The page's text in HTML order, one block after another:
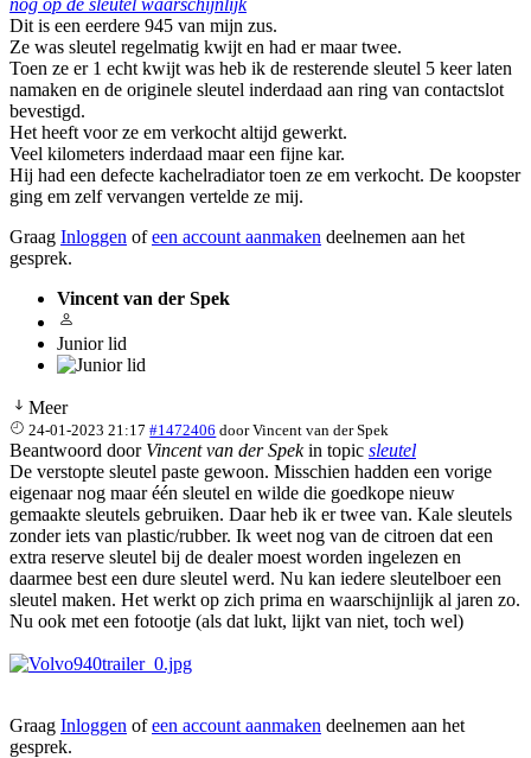
nog op de sleutel waarschijnlijk
Dit is een eerdere 945 van mijn zus.
Ze was sleutel regelmatig kwijt en had er maar twee.
Toen ze er 1 echt kwijt was heb ik de resterende sleutel 5 keer laten
namaken en de originele sleutel inderdaad aan ring van contactslot
bevestigd.
Het heeft voor ze em verkocht altijd gewerkt.
Veel kilometers inderdaad maar een fijne kar.
Hij had een defecte kachelradiator toen ze em verkocht. De koopster
ging em zelf vervangen vertelde ze mij.
Graag Inloggen ofeen account aanmaken deelnemen aan het
gesprek.
Vincent van der Spek
Junior lid
Meer
24-01-2023 21:17 #1472406 doorVincent van der Spek
Beantwoord door Vincent van der Spekin topic sleutel
De verstopte sleutel paste gewoon. Misschien hadden een vorige
eigenaar nog maar één sleutel en wilde die goedkope nieuw
gemaakte sleutels gebruiken. Daar heb ik er twee van. Kale sleutels
zonder iets van plastic/rubber. Ik weet nog van de citroen dat een
extra reserve sleutel bij de dealer moest worden ingelezen en
daarmee best een dure sleutel werd. Nu kan iedere sleutelboer een
sleutel maken. Het werkt op zich prima en waarschijnlijk al jaren zo.
Nu ook met een fotootje (als dat lukt, lijkt van niet, toch wel)
Graag Inloggen ofeen account aanmaken deelnemen aan het
gesprek.